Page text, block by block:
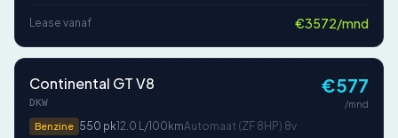
Lease vanaf €3572/mnd
Continental GT V8
DKW
Benzine 550 pk12.0 L/100kmAutomaat (ZF 8HP) 8v
€577
/mnd